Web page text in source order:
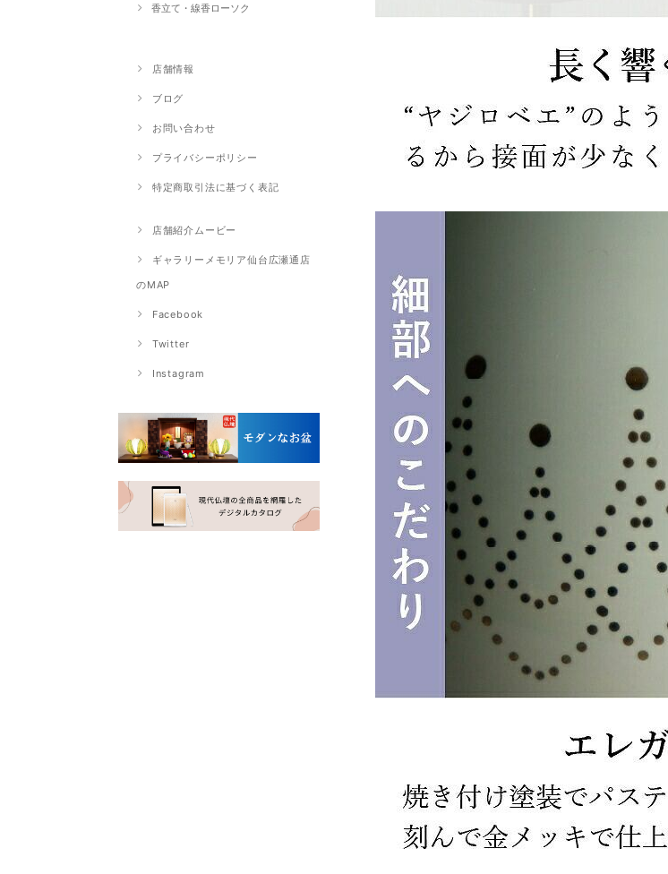
香立て・線香ローソク
店舗情報
ブログ
お問い合わせ
プライバシーポリシー
特定商取引法に基づく表記
店舗紹介ムービー
ギャラリーメモリア仙台広瀬通店
のMAP
Facebook
Twitter
Instagram